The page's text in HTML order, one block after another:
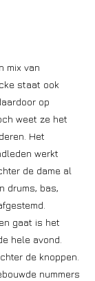
mix van
staat ook
op
weet ze het
Het
werkt
de dame al
drums, bas,
gaat is het
hele avond.
de knoppen.
nummers